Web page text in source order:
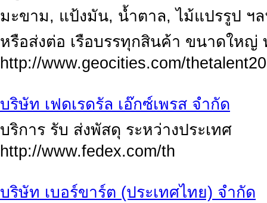
มะขาม, แป้งมัน, น้ำตาล, ไม้แปรรูป ฯ
หรือส่งต่อ เรือบรรทุกสินค้า ขนาดใหญ่
http://www.geocities.com/
บริษัท เฟดเรดรัล เอ๊กซ์เพรส จำกัด
บริการ รับ ส่งพัสดุ ระหว่างประเทศ
http://www.fedex.com/th
บริษัท เบอร์ขาร์ต (ประเทศไทย) จำกัด